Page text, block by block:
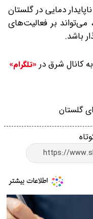
دمایی در گلستان
بر فعالیت‌های
باشد.
کانال شرق در «تلگرام»
گلستان